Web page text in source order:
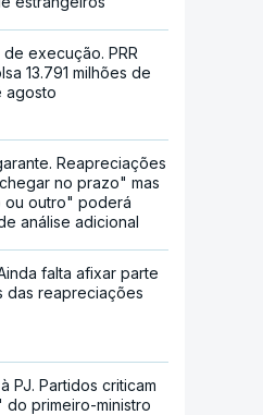
de execução. PRR
13.791 milhões de
agosto
Reapreciações
no prazo" mas
ou outro" poderá
análise adicional
falta afixar parte
das reapreciações
PJ. Partidos criticam
do primeiro-ministro